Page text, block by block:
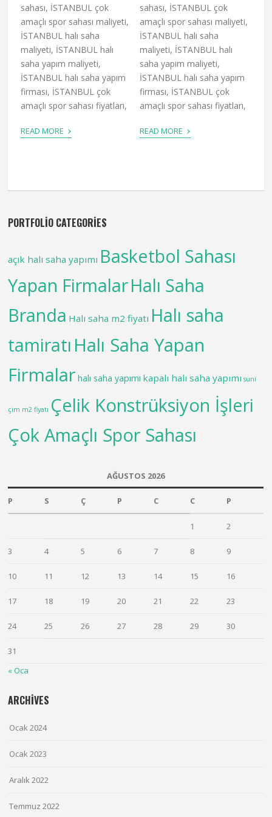
sahası, İSTANBUL çok
amaçlı spor sahası maliyeti,
İSTANBUL halı saha
maliyeti, İSTANBUL halı
saha yapım maliyeti,
İSTANBUL halı saha yapım
firması, İSTANBUL çok
amaçlı spor sahası fiyatları,
READ MORE ›
sahası, İSTANBUL çok
amaçlı spor sahası maliyeti,
İSTANBUL halı saha
maliyeti, İSTANBUL halı
saha yapım maliyeti,
İSTANBUL halı saha yapım
firması, İSTANBUL çok
amaçlı spor sahası fiyatları,
READ MORE ›
PORTFOLIO CATEGORIES
açık halı saha yapımı Basketbol Sahası
Yapan FirmalarHalı Saha
Branda Halı saha m2 fiyatı Halı saha
tamiratı Halı Saha Yapan
Firmalar halı saha yapımı kapalı halı saha yapımı suni
çim m2 fiyatı Çelik Konstrüksiyon İşleri
Çok Amaçlı Spor Sahası
AĞUSTOS 2026
P S Ç P C C P
1 2
3 4 5 6 7 8 9
10 11 12 13 14 15 16
17 18 19 20 21 22 23
24 25 26 27 28 29 30
31
« Oca
ARCHIVES
Ocak 2024
Ocak 2023
Aralık 2022
Temmuz 2022